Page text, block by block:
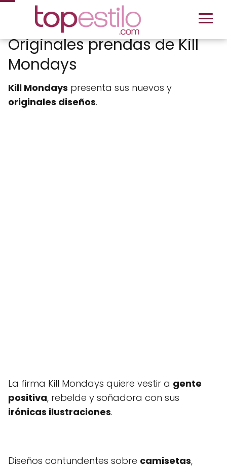
Originales prendas de Kill
Mondays
Kill Mondays presenta sus nuevos y
originales diseños.
La firma Kill Mondays quiere vestir a gente
positiva, rebelde y soñadora con sus
irónicas ilustraciones.
Diseños contundentes sobre camisetas,